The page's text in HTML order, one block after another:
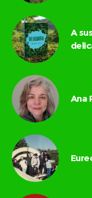
A
Ana